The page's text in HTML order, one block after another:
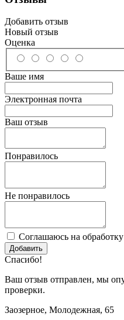
Добавить отзыв
Новый отзыв
Оценка
Ваше имя
Электронная почта
Ваш отзыв
Понравилось
Не понравилось
Соглашаюсь на
Спасибо!
Ваш отзыв отправлен, мы
проверки.
Заозерное, Молодежная, 65